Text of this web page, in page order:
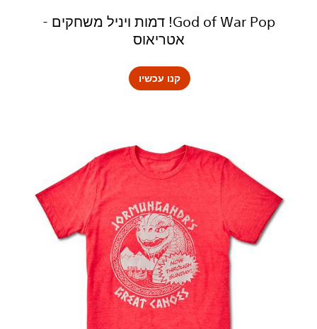
God of War Pop! דמות ויניל משחקים -
אטריאוס
קנו עכשיו